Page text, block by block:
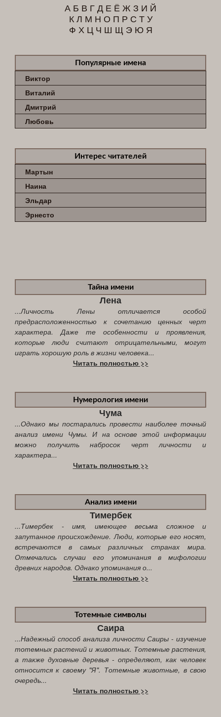
А Б В ГД Е Ё Ж З И Й
К Л М Н О П Р С Т У
Ф Х Ц Ч Ш Щ Э Ю Я
Популярные имена
Виктор
Виталий
Дмитрий
Любовь
Интерес читателей
Мартын
Наина
Эльдар
Эрнесто
Тайна имени
Лена
...Личность Лены отличается особой
предрасположенностью к сочетанию ценных черт
характера. Даже те особенности и проявления,
которые люди считают отрицательными, могут
играть хорошую роль в жизни человека...
Читать полностью >>
Нумерология имени
Чума
...Однако мы постарались провести наиболее точный
анализ имени Чумы. И на основе этой информации
можно получить набросок черт личности и
характера...
Читать полностью >>
Анализ имени
Тимербек
...Тимербек - имя, имеющее весьма сложное и
запутанное происхождение. Люди, которые его носят,
встречаются в самых различных странах мира.
Отмечались случаи его упоминания в мифологии
древних народов. Однако упоминания о...
Читать полностью >>
Тотемные символы
Саира
...Надежный способ анализа личности Саиры - изучение
тотемных растений и животных. Тотемные растения,
а также духовные деревья - определяют, как человек
относится к своему "Я". Тотемные животные, в свою
очередь...
Читать полностью >>